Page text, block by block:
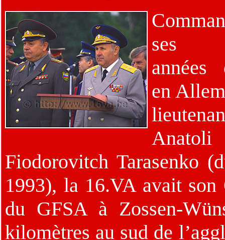
ses
années
en
Anatoli
Fiodorovitch Tarasenko
1993), la 16.VA avait son
du GFSA à Zossen-
kilomètres au sud de